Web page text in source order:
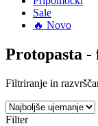
Sale
🔥 Novo
Protopasta
Filtriranje in
Filter